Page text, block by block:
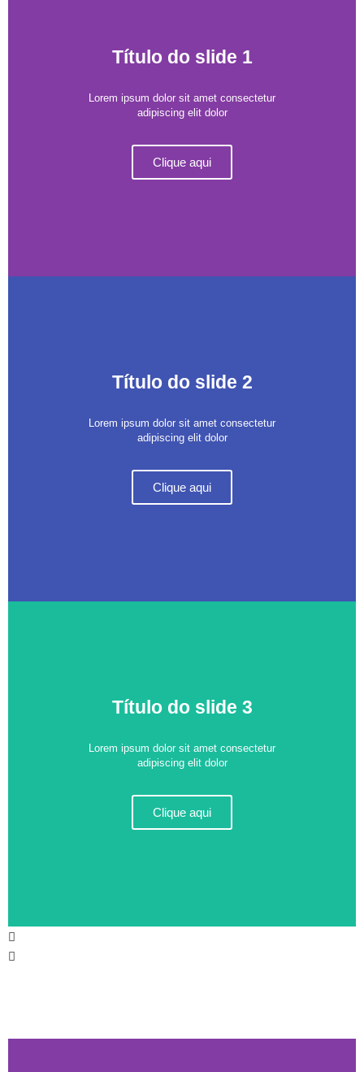
Título do slide 1
Lorem ipsum dolor sit amet consectetur
adipiscing elit dolor
Clique aqui
Título do slide 2
Lorem ipsum dolor sit amet consectetur
adipiscing elit dolor
Clique aqui
Título do slide 3
Lorem ipsum dolor sit amet consectetur
adipiscing elit dolor
Clique aqui